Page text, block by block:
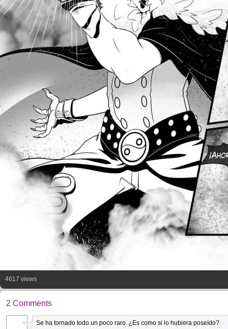
4617 views
2 Comments
Se ha tornado todo un poco raro. ¿Es como si lo hubiera poseído?